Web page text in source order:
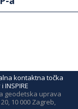
kontaktna točka
INSPIRE
geodetska uprava
10 000 Zagreb,